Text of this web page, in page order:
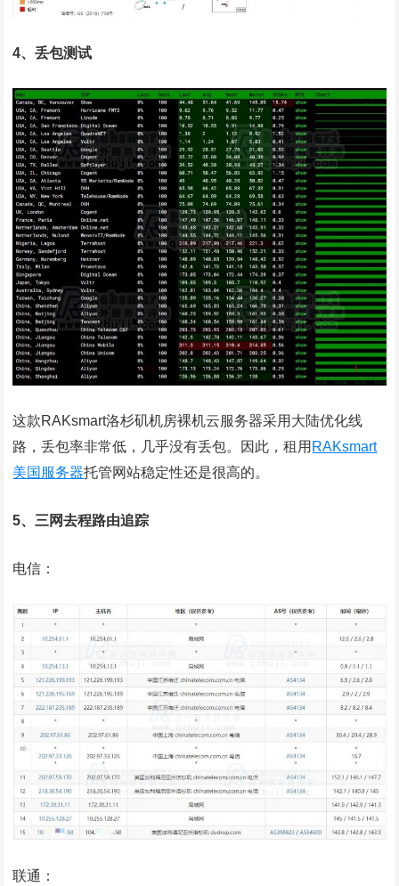
4、丢包测试
这款RAKsmart洛杉矶机房裸机云服务器采用大陆优化线
路，丢包率非常低，几乎没有丢包。因此，租用 RAKsmart
美国服务器托管网站稳定性还是很高的。
5、三网去程路由追踪
电信：
联通：